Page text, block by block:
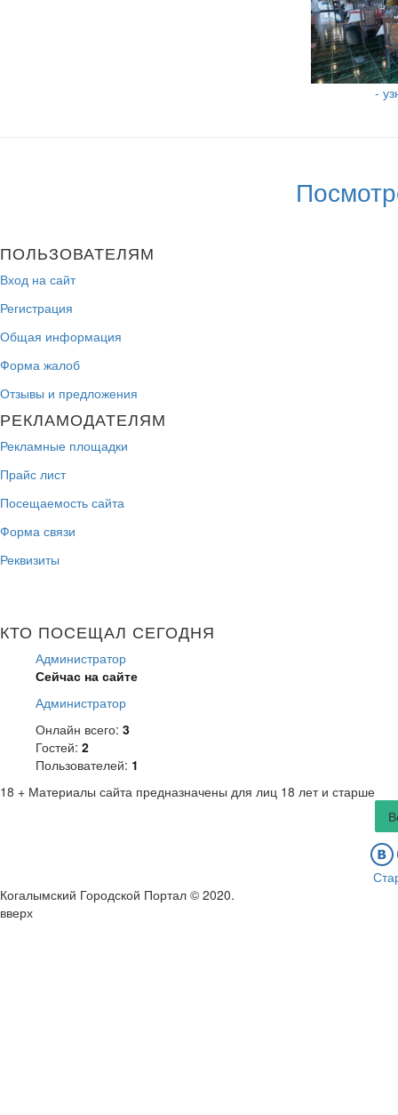
-
ПОЛЬЗОВАТЕЛЯМ
Вход на сайт
Регистрация
Общая информация
Форма жалоб
Отзывы и предложения
РЕКЛАМОДАТЕЛЯМ
Рекламные площадки
Прайс лист
Посещаемость сайта
Форма связи
Реквизиты
КТО ПОСЕЩАЛ СЕГОДНЯ
Администратор
Сейчас на сайте
Администратор
Онлайн всего: 3
Гостей: 2
Пользователей: 1
18 + Материалы сайта предназначены для лиц 18 лет и старше
Когалымский Городской Портал © 2020.
вверх